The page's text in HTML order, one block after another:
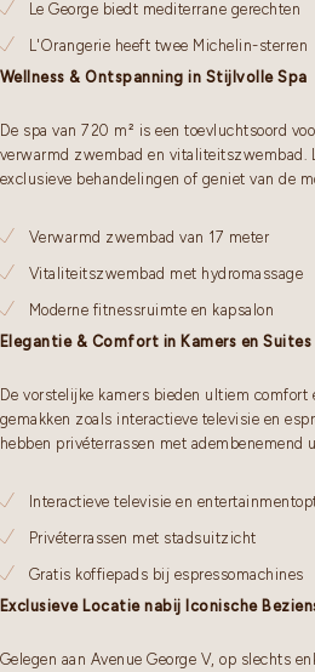
Le George biedt mediterrane gerechten
L'Orangerie heeft twee Michelin-sterren
Wellness & Ontspanning in Stijlvolle Spa
De spa van 720 m² is een toevluchtsoord
verwarmd zwembad en vitaliteitszwembad.
exclusieve behandelingen of geniet van de
Verwarmd zwembad van 17 meter
Vitaliteitszwembad met hydromassage
Moderne fitnessruimte en kapsalon
Elegantie & Comfort in Kamers en Suites
De vorstelijke kamers bieden ultiem comfort
gemakken zoals interactieve televisie en
hebben privéterrassen met adembenemend
Interactieve televisie en
Privéterrassen met stadsuitzicht
Gratis koffiepads bij espressomachines
Exclusieve Locatie nabij Iconische
Gelegen aan Avenue George V, op slechts